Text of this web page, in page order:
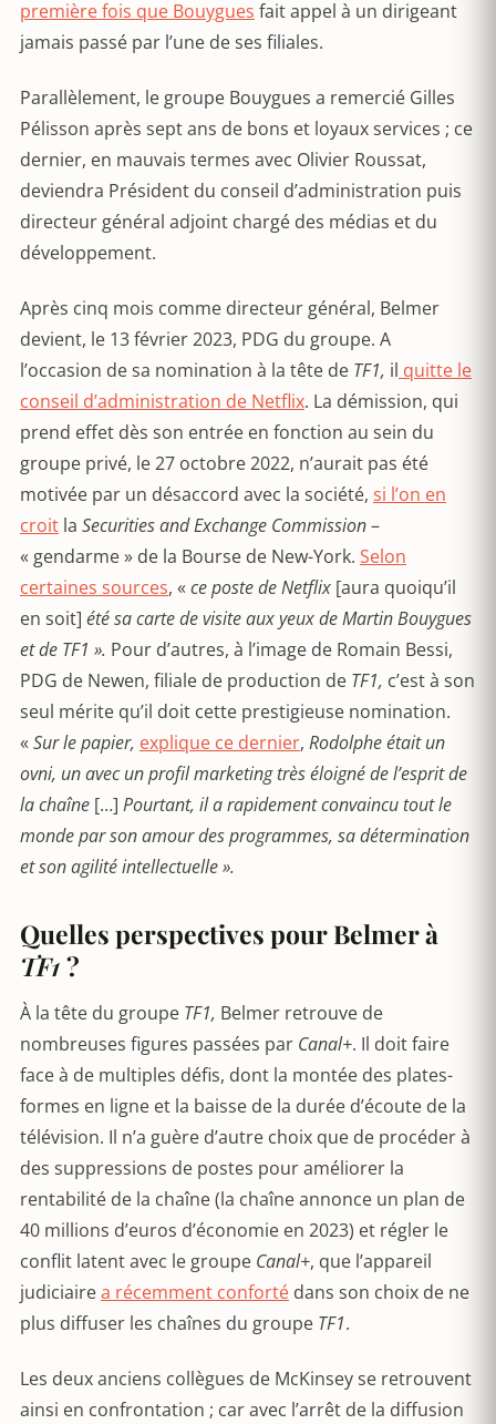
première fois que Bouygues fait appel à un dirigeant
jamais passé par l’une de ses filiales.
Parallèlement, le groupe Bouygues a remercié Gilles
Pélisson après sept ans de bons et loyaux services ; ce
dernier, en mauvais termes avec Olivier Roussat,
deviendra Président du conseil d’administration puis
directeur général adjoint chargé des médias et du
développement.
Après cinq mois comme directeur général, Belmer
devient, le 13 février 2023, PDG du groupe. A
l’occasion de sa nomination à la tête de TF1, il quitte le
conseil d’administration de Netflix. La démission, qui
prend effet dès son entrée en fonction au sein du
groupe privé, le 27 octobre 2022, n’aurait pas été
motivée par un désaccord avec la société, si l’on en
croit la Securities and Exchange Commission–
« gendarme » de la Bourse de New-York. Selon
certaines sources, « ce poste de Netflix [aura quoiqu’il
en soit] été sa carte de visite aux yeux de Martin Bouygues
et de TF1 ». Pour d’autres, à l’image de Romain Bessi,
PDG de Newen, filiale de production de TF1, c’est à son
seul mérite qu’il doit cette prestigieuse nomination.
« Sur le papier, explique ce dernier, Rodolphe était un
ovni, un avec un profil marketing très éloigné de l’esprit de
la chaîne […] Pourtant, il a rapidement convaincu tout le
monde par son amour des programmes, sa détermination
et son agilité intellectuelle ».
Quelles perspectives pour Belmer à
TF1?
À la tête du groupe TF1, Belmer retrouve de
nombreuses figures passées par Canal+. Il doit faire
face à de multiples défis, dont la montée des plates-
formes en ligne et la baisse de la durée d’écoute de la
télévision. Il n’a guère d’autre choix que de procéder à
des suppressions de postes pour améliorer la
rentabilité de la chaîne (la chaîne annonce un plan de
40 millions d’euros d’économie en 2023) et régler le
conflit latent avec le groupe Canal+, que l’appareil
judiciairea récemment conforté dans son choix de ne
plus diffuser les chaînes du groupe TF1.
Les deux anciens collègues de McKinsey se retrouvent
ainsi en confrontation ; car avec l’arrêt de la diffusion